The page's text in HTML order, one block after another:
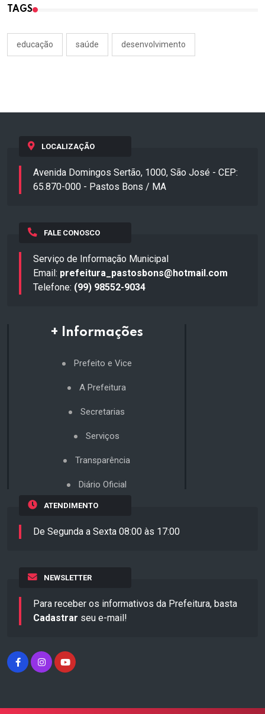
TAGS
educação saúde desenvolvimento
LOCALIZAÇÃO
Avenida Domingos Sertão, 1000, São José - CEP:
65.870-000 - Pastos Bons / MA
FALE CONOSCO
Serviço de Informação Municipal
Email: prefeitura_pastosbons@hotmail.com
Telefone: (99) 98552-9034
+ Informações
Prefeito e Vice
A Prefeitura
Secretarias
Serviços
Transparência
Diário Oficial
ATENDIMENTO
De Segunda a Sexta 08:00 às 17:00
NEWSLETTER
Para receber os informativos da Prefeitura, basta
Cadastrar seu e-mail!